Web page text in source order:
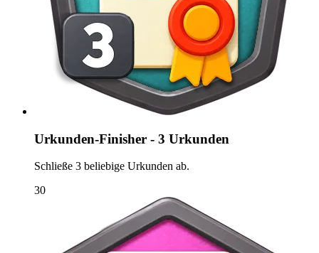
Urkunden-Finisher - 3 Urkunden
Schließe 3 beliebige Urkunden ab.
30